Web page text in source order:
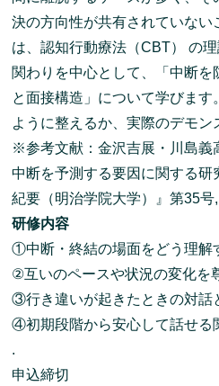
決の方向性が共有されていな
は、認知行動療法（CBT） の
関わりを中心として、「中断
と面接構造」について学びま
ように整えるか、実際のデモン
※参考文献：金沢吉展・川島義
中断を予測する要因に関する
紀要（明治学院大学）』第35号
研修内容
①中断・終結の場面をどう理解
②互いのペースや状況の変化を
③行き違いが起きたときの対話
④初期段階から安心して話せる
.
申込締切